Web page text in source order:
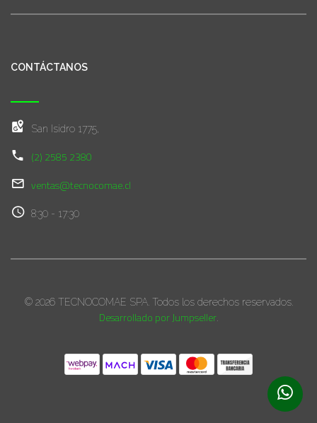
CONTÁCTANOS
San Isidro 1775,
(2) 2585 2380
ventas@tecnocomae.cl
8:30 - 17:30
© 2026 TECNOCOMAE SPA. Todos los derechos reservados.
Desarrollado por Jumpseller